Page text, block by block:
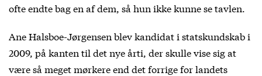
ofte endte bag en af dem, så hun ikke kunne se tavlen.
Ane Halsboe-Jørgensen blev kandidat i statskundskab i
2009, på kanten til det nye årti, der skulle vise sig at
være så meget mørkere end det forrige for landets